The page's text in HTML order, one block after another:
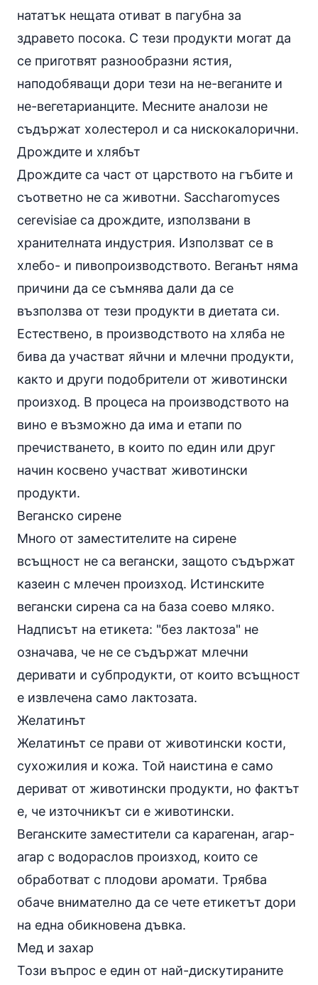
нататък нещата отиват в пагубна за
здравето посока. С тези продукти могат да
се приготвят разнообразни ястия,
наподобяващи дори тези на не-веганите и
не-вегетарианците. Месните аналози не
съдържат холестерол и са нискокалорични.
Дрождите и хлябът
Дрождите са част от царството на гъбите и
съответно не са животни. Saccharomyces
cerevisiae са дрождите, използвани в
хранителната индустрия. Използват се в
хлебо- и пивопроизводството. Веганът няма
причини да се съмнява дали да се
възползва от тези продукти в диетата си.
Естествено, в производството на хляба не
бива да участват яйчни и млечни продукти,
както и други подобрители от животински
произход. В процеса на производството на
вино е възможно да има и етапи по
пречистването, в които по един или друг
начин косвено участват животински
продукти.
Веганско сирене
Много от заместителите на сирене
всъщност не са вегански, защото съдържат
казеин с млечен произход. Истинските
вегански сирена са на база соево мляко.
Надписът на етикета: "без лактоза" не
означава, че не се съдържат млечни
деривати и субпродукти, от които всъщност
е извлечена само лактозата.
Желатинът
Желатинът се прави от животински кости,
сухожилия и кожа. Той наистина е само
дериват от животински продукти, но фактът
е, че източникът си е животински.
Веганските заместители са карагенан, агар-
агар с водораслов произход, които се
обработват с плодови аромати. Трябва
обаче внимателно да се чете етикетът дори
на една обикновена дъвка.
Мед и захар
Този въпрос е един от най-дискутираните